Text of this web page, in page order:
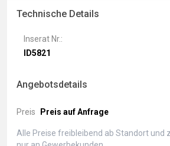
Technische Details
Inserat Nr.:
ID5821
Angebotsdetails
Preis Preis auf Anfrage
Alle Preise freibleibend ab Standort und